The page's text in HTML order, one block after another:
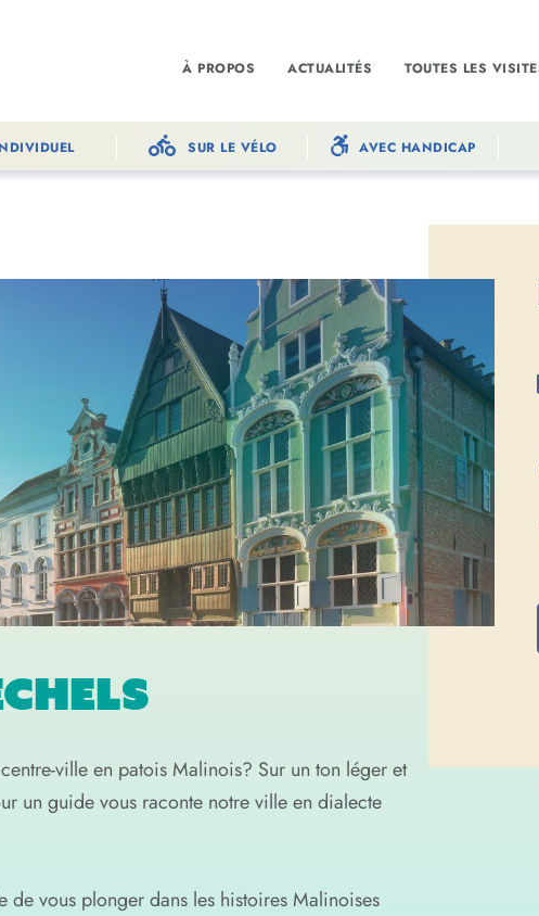
À PROPOS ACTUALITÉS TOUTES LES
SUR LE VÉLO AVEC HANDICAP
ville en patois Malinois? Sur un ton léger et
un guide vous raconte notre ville en dialecte
de vous plonger dans les histoires Malinoises